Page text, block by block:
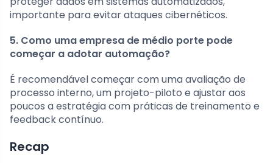
importante para evitar ataques cibernéticos.
5. Como uma empresa de médio porte pode
começar a adotar automação?
É recomendável começar com uma avaliação de
processo interno, um projeto-piloto e ajustar aos
poucos a estratégia com práticas de treinamento e
feedback contínuo.
Recap